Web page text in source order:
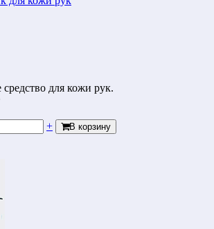
для кожи рук.
+ В корзину